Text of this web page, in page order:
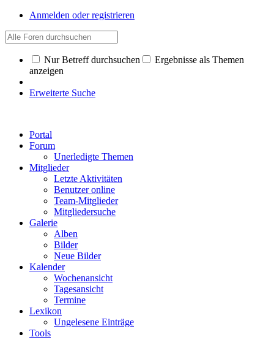
Anmelden oder registrieren
Nur Betreff durchsuchen
Ergebnisse als Themen
anzeigen
Erweiterte Suche
Portal
Forum
Unerledigte Themen
Mitglieder
Letzte Aktivitäten
Benutzer online
Team-Mitglieder
Mitgliedersuche
Galerie
Alben
Bilder
Neue Bilder
Kalender
Wochenansicht
Tagesansicht
Termine
Lexikon
Ungelesene Einträge
Tools